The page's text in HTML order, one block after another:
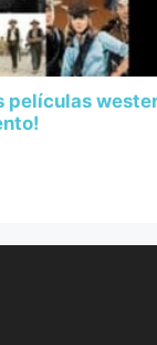
películas